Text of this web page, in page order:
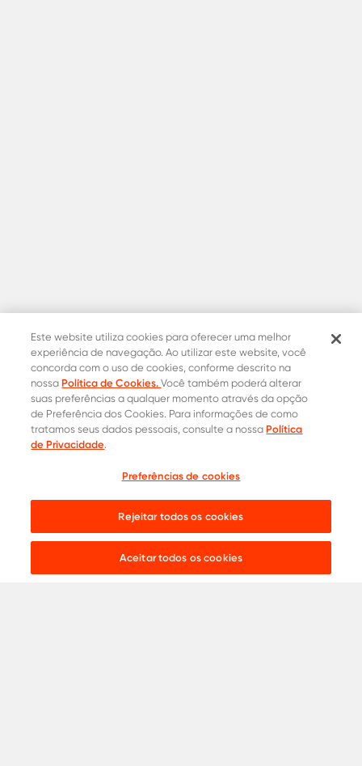
Contatos Oficiais
Onde comprar
Live chat:
Este website utiliza cookies para oferecer uma melhor
experiência de navegação. Ao utilizar este website, você
concorda com o uso de cookies, conforme descrito na
nossa Política de Cookies.Você também poderá alterar
suas preferências a qualquer momento através da opção
de Preferência dos Cookies. Para informações de como
tratamos seus dados pessoais, consulte a nossa Política
de Privacidade.
Preferências de cookies
Rejeitar todos os cookies
Aceitar todos os cookies